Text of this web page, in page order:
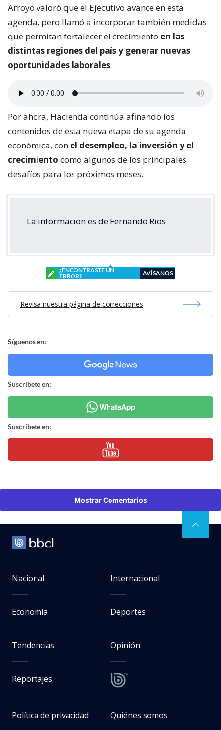
Arroyo valoró que el Ejecutivo avance en esta
agenda, pero llamó a incorporar también medidas
que permitan fortalecer el crecimiento en las
distintas regiones del país y generar nuevas
oportunidades laborales.
Por ahora, Hacienda continúa afinando los
contenidos de esta nueva etapa de su agenda
económica, con el desempleo, la inversión y el
crecimiento como algunos de los principales
desafíos para los próximos meses.
La información es de Fernando Ríos
¿ENCONTRASTE UN
ERROR?
AVÍSANOS
Revisa nuestra página de correcciones
Síguenos en:
Suscríbete en:
Suscríbete en:
Mostrar Comentarios
Nacional Internacional
Economía Deportes
Tendencias Opinión
Reportajes
Política de privacidad Quiénes somos